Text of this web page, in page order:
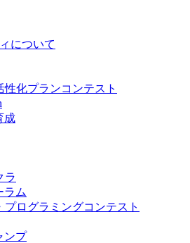
について
性化プランコンテスト
成
ラ
ラム
プログラミングコンテスト
ンプ